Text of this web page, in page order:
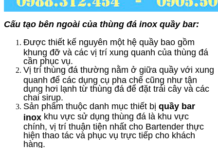
Cấu tạo bên ngoài của thùng đá inox quầy bar:
Được thiết kế nguyên một hệ quầy bao gồm
khung đỡ và các vị trí xung quanh của thùng đá
cần phục vụ.
Vị trí thùng đá thường nằm ở giữa quầy với xung
quanh để các dụng cụ pha chế cũng như tận
dụng hơi lạnh từ thùng đá để đặt trái cây và các
chai sirup.
Sản phẩm thuộc danh mục thiết bị quầy bar
inox khu vực sử dụng thùng đá là khu vực
chính, vị trí thuận tiện nhất cho Bartender thực
hiện thao tác và phục vụ trực tiếp cho khách
hàng.